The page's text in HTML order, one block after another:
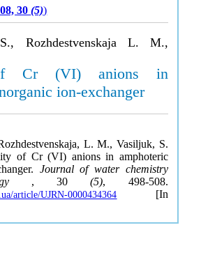
30(5))
Rozhdestvenskaja L. M.,
Cr (VI) anions in
ion-exchanger
L. M., Vasiljuk, S.
of Cr (VI) anions in amphoteric
Journal of water chemistry
, 30(5), 498-508.
article/UJRN-0000434364 [In